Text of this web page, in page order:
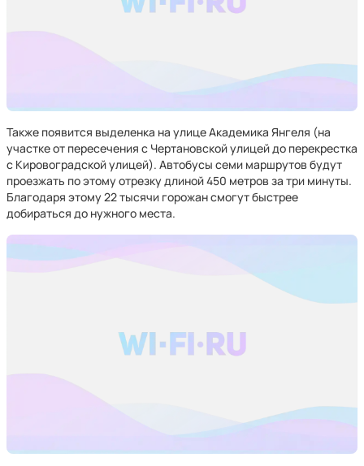
Также появится выделенка на улице Академика Янгеля (на
участке от пересечения с Чертановской улицей до перекрестка
с Кировоградской улицей). Автобусы семи маршрутов будут
проезжать по этому отрезку длиной 450 метров за три минуты.
Благодаря этому 22 тысячи горожан смогут быстрее
добираться до нужного места.